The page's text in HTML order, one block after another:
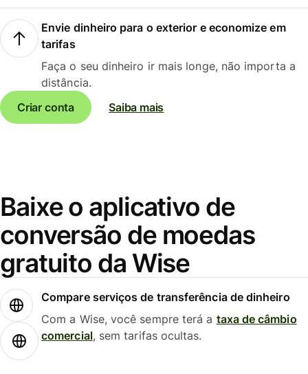
Envie dinheiro para o exterior e economize em
tarifas
Faça o seu dinheiro ir mais longe, não importa a
distância.
Criar conta
Saiba mais
Baixe o aplicativo de
conversão de moedas
gratuito da Wise
Compare serviços de transferência de dinheiro
Com a Wise, você sempre terá a taxa de câmbio
comercial, sem tarifas ocultas.